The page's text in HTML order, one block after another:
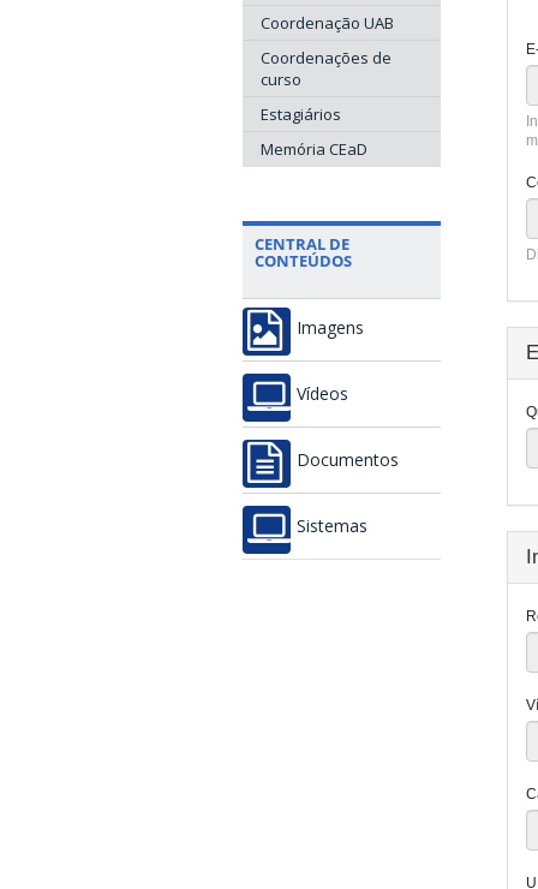
Coordenação UAB
Coordenações de
curso
Estagiários
Memória CEaD
CENTRAL DE
CONTEÚDOS
Imagens
Vídeos
Documentos
Sistemas